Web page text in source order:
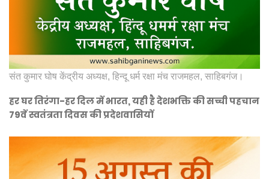
संत कुमार घोष केंद्रीय अध्यक्ष, हिन्दू धर्म रक्षा मंच राजमहल, साहिबगंज।
हर घर तिरंगा-हर दिल में भारत, यही है देशभक्ति की सच्ची पहचान
79वें स्वतंत्रता दिवस की प्रदेशवासियों